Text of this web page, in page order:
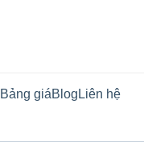
Bảng giáBlog Liên hệ